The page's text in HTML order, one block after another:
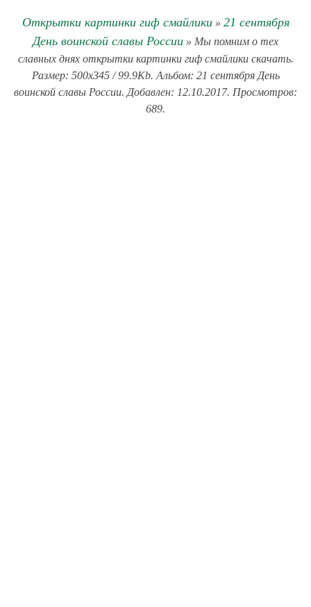
Открытки картинки гиф смайлики» 21 сентября
День воинской славы России » Мы помним о тех
славных днях открытки картинки гиф смайлики скачать.
Размер: 500x345 / 99.9Kb. Альбом: 21 сентября День
воинской славы России. Добавлен: 12.10.2017. Просмотров:
689.